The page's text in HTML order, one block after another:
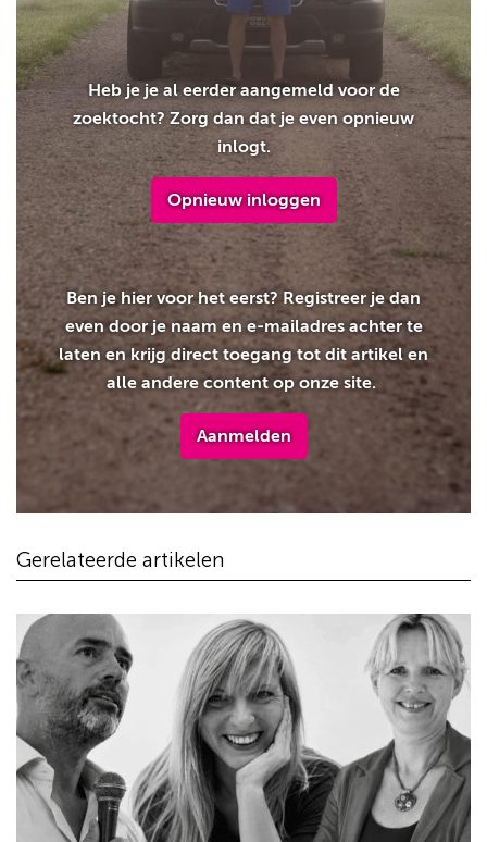
Heb je je al eerder aangemeld voor de
zoektocht? Zorg dan dat je even opnieuw
inlogt.
Opnieuw inloggen
Ben je hier voor het eerst? Registreer je dan
even door je naam en e-mailadres achter te
laten en krijg direct toegang tot dit artikel en
alle andere content op onze site.
Aanmelden
Gerelateerde artikelen